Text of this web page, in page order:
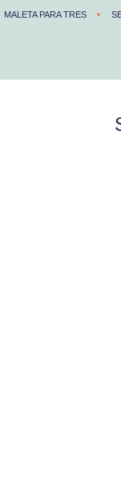
MALETA PARA TRES